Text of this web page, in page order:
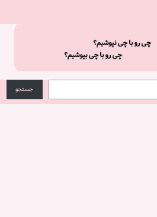
جستجو